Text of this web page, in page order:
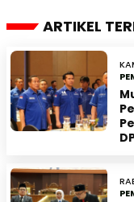
ARTIKEL